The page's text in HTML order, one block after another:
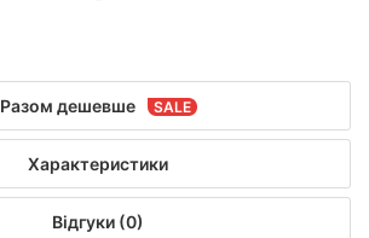
Разом дешевше
Характеристики
Відгуки (0)